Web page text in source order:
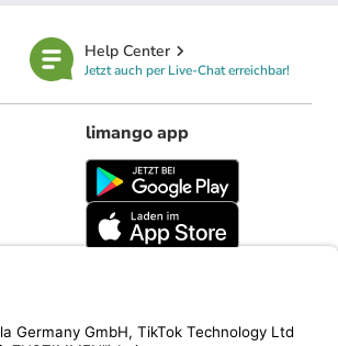
Help Center
Jetzt auch per Live-Chat erreichbar!
limango app